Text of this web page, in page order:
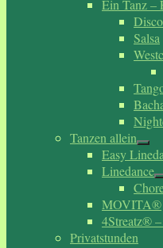
Ein Tanz –
Salsa
Tanzen allein
Easy
Linedance
MOVITA®
4Streatz®
Privatstunden